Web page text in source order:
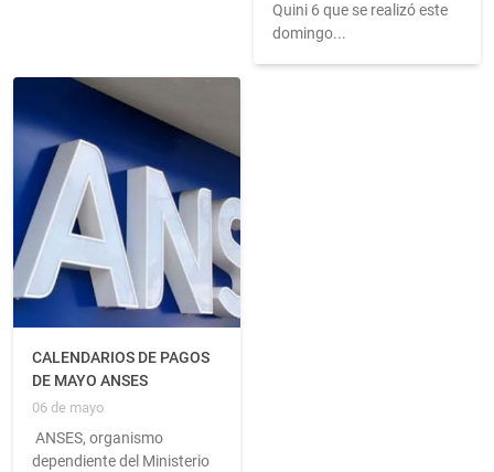
Quini 6 que se realizó este
domingo...
CALENDARIOS DE PAGOS
DE MAYO ANSES
06 de mayo
ANSES, organismo
dependiente del Ministerio